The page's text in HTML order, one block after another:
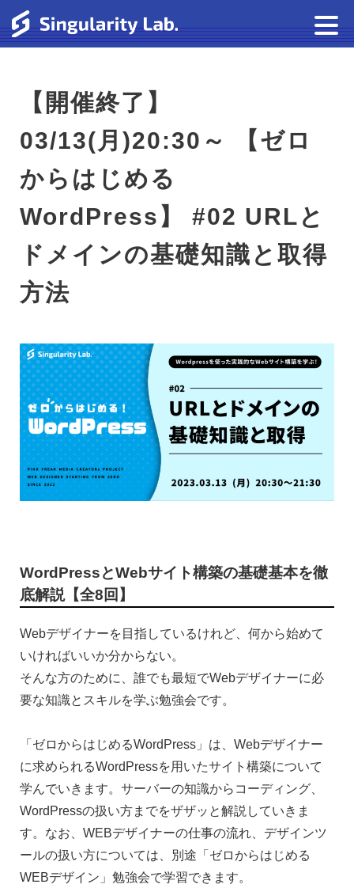
【開催終了】
03/13(月)20:30～ 【ゼロ
からはじめる
WordPress】 #02 URLと
ドメインの基礎知識と取得
方法
WordPressとWebサイト構築の基礎基本を徹
底解説【全8回】
Webデザイナーを目指しているけれど、何から始めて
いければいいか分からない。
そんな方のために、誰でも最短でWebデザイナーに必
要な知識とスキルを学ぶ勉強会です。
「ゼロからはじめるWordPress」は、Webデザイナー
に求められるWordPressを用いたサイト構築について
学んでいきます。サーバーの知識からコーディング、
WordPressの扱い方までをザザッと解説していきま
す。なお、WEBデザイナーの仕事の流れ、デザインツ
ールの扱い方については、別途「ゼロからはじめる
WEBデザイン」勉強会で学習できます。